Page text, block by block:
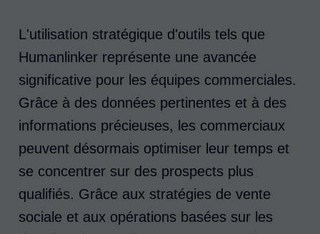
L'utilisation stratégique d'outils tels que
Humanlinker représente une avancée
significative pour les équipes commerciales.
Grâce à des données pertinentes et à des
informations précieuses, les commerciaux
peuvent désormais optimiser leur temps et
se concentrer sur des prospects plus
qualifiés. Grâce aux stratégies de vente
sociale et aux opérations basées sur les